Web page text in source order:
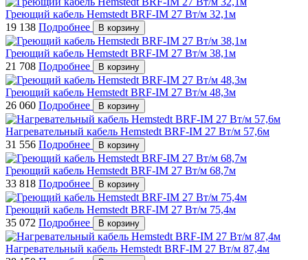
Греющий кабель Hemstedt BRF-IM 27 Вт/м 32,1м
19 138 Подробнее В корзину
Греющий кабель Hemstedt BRF-IM 27 Вт/м 38,1м
21 708 Подробнее В корзину
Греющий кабель Hemstedt BRF-IM 27 Вт/м 48,3м
26 060 Подробнее В корзину
Нагревательный кабель Hemstedt BRF-IM 27 Вт/м 57,6м
31 556 Подробнее В корзину
Греющий кабель Hemstedt BRF-IM 27 Вт/м 68,7м
33 818 Подробнее В корзину
Греющий кабель Hemstedt BRF-IM 27 Вт/м 75,4м
35 072 Подробнее В корзину
Нагревательный кабель Hemstedt BRF-IM 27 Вт/м 87,4м